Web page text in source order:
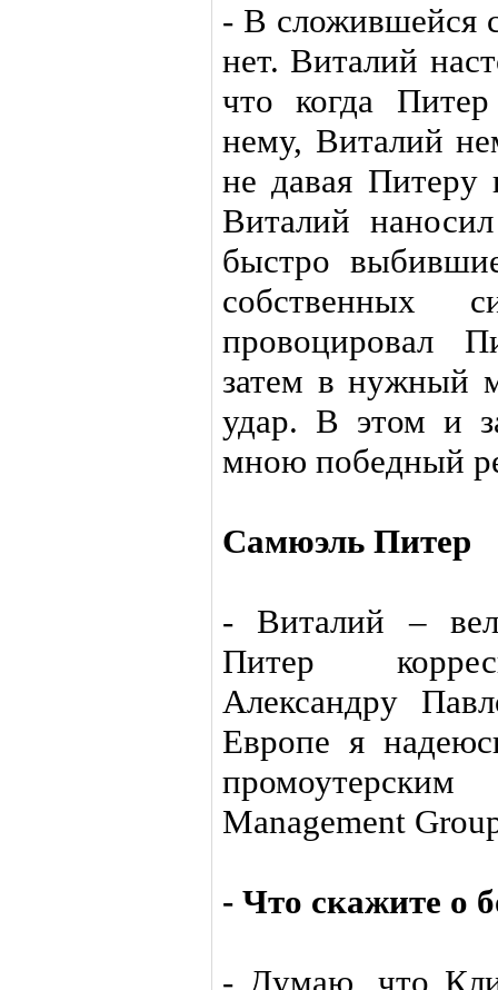
- В сложившейся
нет. Виталий
что когда
нему, Виталий
не давая Питеру
Виталий
быстро
собственных
провоцировал
затем в нужный
удар. В этом и
мною победный
Самюэль Питер
- Виталий –
Питер
Александру
Европе я
Мanagement
- Что скажите о
- Думаю, что